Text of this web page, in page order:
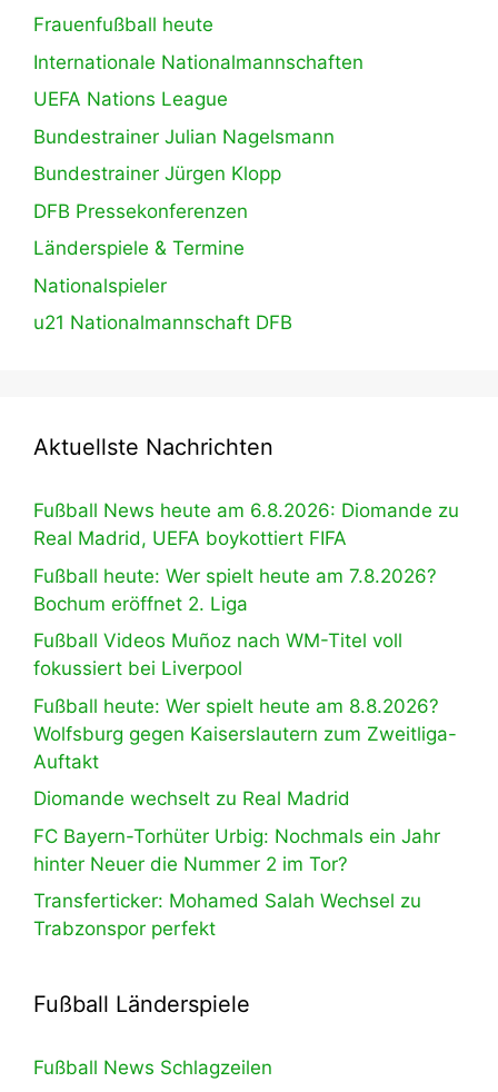
Frauenfußball heute
Internationale Nationalmannschaften
UEFA Nations League
Bundestrainer Julian Nagelsmann
Bundestrainer Jürgen Klopp
DFB Pressekonferenzen
Länderspiele & Termine
Nationalspieler
u21 Nationalmannschaft DFB
Aktuellste Nachrichten
Fußball News heute am 6.8.2026: Diomande zu
Real Madrid, UEFA boykottiert FIFA
Fußball heute: Wer spielt heute am 7.8.2026?
Bochum eröffnet 2. Liga
Fußball Videos Muñoz nach WM-Titel voll
fokussiert bei Liverpool
Fußball heute: Wer spielt heute am 8.8.2026?
Wolfsburg gegen Kaiserslautern zum Zweitliga-
Auftakt
Diomande wechselt zu Real Madrid
FC Bayern-Torhüter Urbig: Nochmals ein Jahr
hinter Neuer die Nummer 2 im Tor?
Transferticker: Mohamed Salah Wechsel zu
Trabzonspor perfekt
Fußball Länderspiele
Fußball News Schlagzeilen